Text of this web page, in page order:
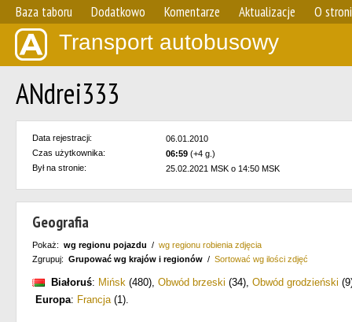
Baza taboru Dodatkowo Komentarze Aktualizacje O
Transport autobusowy
ANdrei333
Data rejestracji:
06.01.2010
Czas użytkownika:
06:59 (+4 g.)
Był na stronie:
25.02.2021 MSK o 14:50 MSK
Geografia
Pokaż: wg regionu pojazdu / wg regionu robienia zdjęcia
Zgrupuj: Grupować wg krajów i regionów / Sortować wg ilości zdjęć
Białoruś: Mińsk (480), Obwód brzeski (34), Obwód grodzieński
Europa: Francja(1).